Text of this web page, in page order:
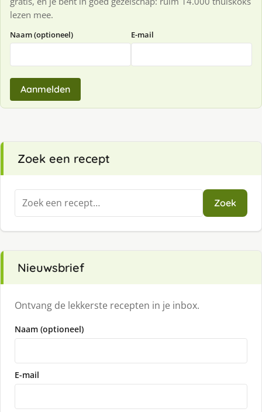
lezen mee.
Naam (optioneel) E-mail
Aanmelden
Zoek een recept
Zoeken
naar:
Zoek
Nieuwsbrief
Ontvang de lekkerste recepten in je inbox.
Naam (optioneel)
E-mail